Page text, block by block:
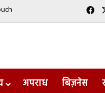
अपराध बिज़नेस